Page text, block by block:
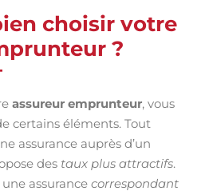
choisir votre
?
assureur emprunteur, vous
certains éléments. Tout
assurance auprès d’un
des taux plus attractifs.
assurance correspondant